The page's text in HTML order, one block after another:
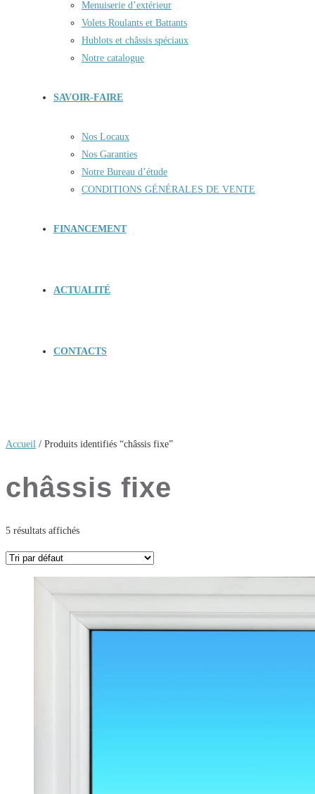
Menuiserie d’extérieur
Volets Roulants et Battants
Hublots et châssis spéciaux
Notre catalogue
SAVOIR-FAIRE
Nos Locaux
Nos Garanties
Notre Bureau d’étude
CONDITIONS GÉNÉRALES DE VENTE
FINANCEMENT
ACTUALITÉ
CONTACTS
Accueil / Produits identifiés “châssis fixe”
châssis fixe
5 résultats affichés